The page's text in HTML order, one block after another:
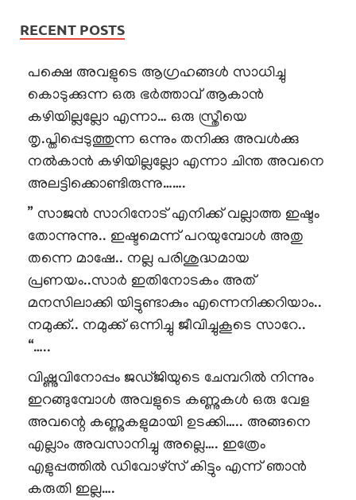
RECENT POSTS
പക്ഷെ അവളുടെ ആഗ്രഹങ്ങൾ സാധിച്ചു
കൊടുക്കുന്ന ഒരു ഭർത്താവ് ആകാൻ
കഴിയില്ലല്ലോ എന്നാ… ഒരു സ്ത്രീയെ
തൃ.പ്തിപ്പെടുത്തുന്ന ഒന്നും തനിക്കു അവൾക്കു
നൽകാൻ കഴിയില്ലല്ലോ എന്നാ ചിന്ത അവനെ
അലട്ടിക്കൊണ്ടിരുന്നു…….
” സാജൻ സാറിനോട് എനിക്ക് വല്ലാത്ത ഇഷ്ടം
തോന്നുന്നു.. ഇഷ്ടമെന്ന് പറയുമ്പോൾ അതു
തന്നെ മാഷേ.. നല്ല പരിശുദ്ധമായ
പ്രണയം..സാർ ഇതിനോടകം അത്
മനസിലാക്കി യിട്ടുണ്ടാകും എന്നെനിക്കറിയാം..
നമുക്ക്.. നമുക്ക് ഒന്നിച്ചു ജീവിച്ചുകൂടെ സാറേ..
“…..
വിഷ്ണുവിനോപ്പം ജഡ്ജിയുടെ ചേമ്പറിൽ നിന്നും
ഇറങ്ങുമ്പോൾ അവളുടെ കണ്ണുകൾ ഒരു വേള
അവന്റെ കണ്ണുകളുമായി ഉടക്കി….. അങ്ങനെ
എല്ലാം അവസാനിച്ചു അല്ലെ…. ഇത്രേം
എളുപ്പത്തിൽ ഡിവോഴ്സ് കിട്ടും എന്ന് ഞാൻ
കരുതി ഇല്ല….